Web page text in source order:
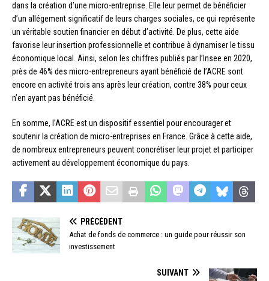
dans la création d’une micro-entreprise. Elle leur permet de bénéficier
d’un allégement significatif de leurs charges sociales, ce qui représente
un véritable soutien financier en début d’activité. De plus, cette aide
favorise leur insertion professionnelle et contribue à dynamiser le tissu
économique local. Ainsi, selon les chiffres publiés par l’Insee en 2020,
près de 46% des micro-entrepreneurs ayant bénéficié de l’ACRE sont
encore en activité trois ans après leur création, contre 38% pour ceux
n’en ayant pas bénéficié.
En somme, l’ACRE est un dispositif essentiel pour encourager et
soutenir la création de micro-entreprises en France. Grâce à cette aide,
de nombreux entrepreneurs peuvent concrétiser leur projet et participer
activement au développement économique du pays.
PRÉCÉDENT
Achat de fonds de commerce : un guide pour réussir son
investissement
SUIVANT